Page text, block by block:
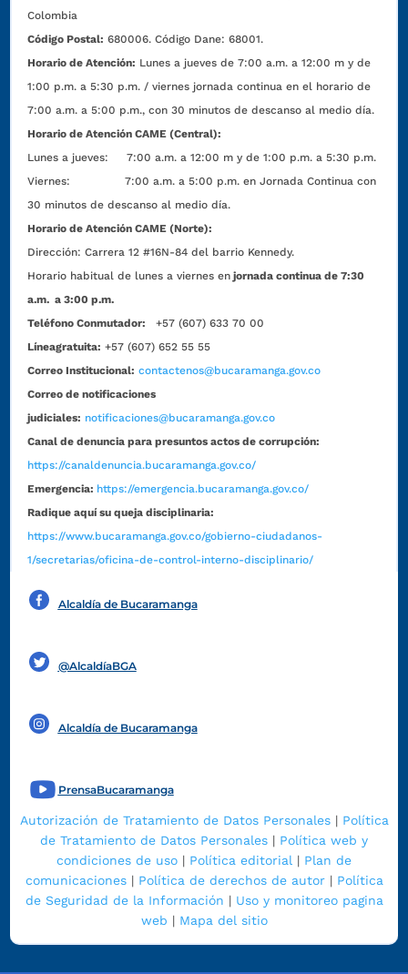
Colombia
Código Postal: 680006. Código Dane: 68001.
Horario de Atención: Lunes a jueves de 7:00 a.m. a 12:00 m y de
1:00 p.m. a 5:30 p.m. / viernes jornada continua en el horario de
7:00 a.m. a 5:00 p.m., con 30 minutos de descanso al medio día.
Horario de Atención CAME (Central):
Lunes a jueves: 7:00 a.m. a 12:00 m y de 1:00 p.m. a 5:30 p.m.
Viernes: 7:00 a.m. a 5:00 p.m. en Jornada Continua con
30 minutos de descanso al medio día.
Horario de Atención CAME (Norte):
Dirección:Carrera 12 #16N-84 del barrio Kennedy.
Horario habitual de lunes a viernes en jornada continua de 7:30
a.m. a 3:00 p.m.
Teléfono Conmutador:
+57 (607) 633 70 00
Líneagratuita: +57 (607) 652 55 55
Correo Institucional: contactenos@bucaramanga.gov.co
Correo de notificaciones
judiciales: notificaciones@bucaramanga.gov.co
Canal de denuncia para presuntos actos de corrupción:
https://canaldenuncia.bucaramanga.gov.co/
Emergencia: https://emergencia.bucaramanga.gov.co/
Radique aquí su queja disciplinaria:
https://www.bucaramanga.gov.co/gobierno-ciudadanos-
1/secretarias/oficina-de-control-interno-disciplinario/
Alcaldía de Bucaramanga
@AlcaldíaBGA
Alcaldía de Bucaramanga
PrensaBucaramanga
Autorización de Tratamiento de Datos Personales| Política
de Tratamiento de Datos Personales | Política web y
condiciones de uso | Política editorial | Plan de
comunicaciones| Política de derechos de autor| Política
de Seguridad de la Información | Uso y monitoreo pagina
web | Mapa del sitio